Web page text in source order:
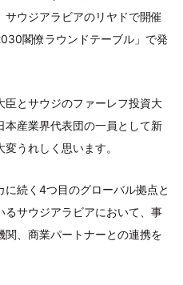
ウジアラビアのリヤドで開催
閣僚ラウンドテーブル」で発
臣とサウジのファーレフ投資大
本産業界代表団の一員として新
うれしく思います。
続く4つ目のグローバル拠点と
るサウジアラビアにおいて、事
、商業パートナーとの連携を